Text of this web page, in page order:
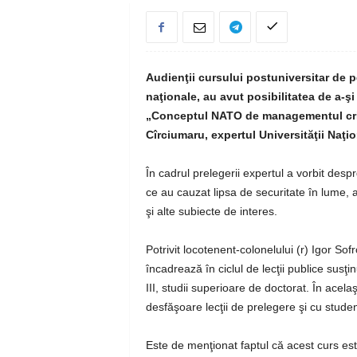
Audienţii cursului postuniversitar de
naţionale, au avut posibilitatea de a-
„Conceptul NATO de managementul
Cîrciumaru, expertul Universităţii
În cadrul prelegerii expertul a vorbit
ce au cauzat lipsa de securitate în lume,
şi alte subiecte de interes.
Potrivit locotenent-colonelului (r) Igor
încadrează în ciclul de lecţii publice
III, studii superioare de doctorat. În
desfăşoare lecţii de prelegere şi cu
Este de menţionat faptul că acest curs